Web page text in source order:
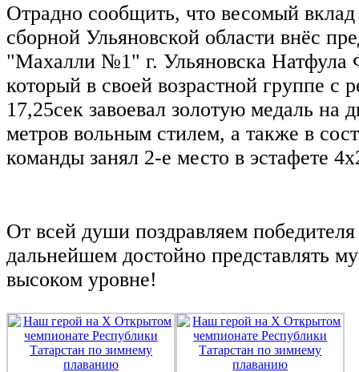
Отрадно сообщить, что весомый
сборной Ульяновской области внёс
"Махалли №1" г. Ульяновска Натфула
который в своей возрастной группе с
17,25сек завоевал золотую медаль на
метров вольным стилем, а также в
команды занял 2-е место в эстафете
От всей души поздравляем
дальнейшем достойно представлять
высоком уровне!